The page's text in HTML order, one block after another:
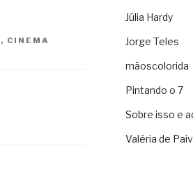
, CINEMA
Júlia Hardy
Jorge Teles
mãoscolorida
Pintando o 7
Sobre isso e
Valéria de